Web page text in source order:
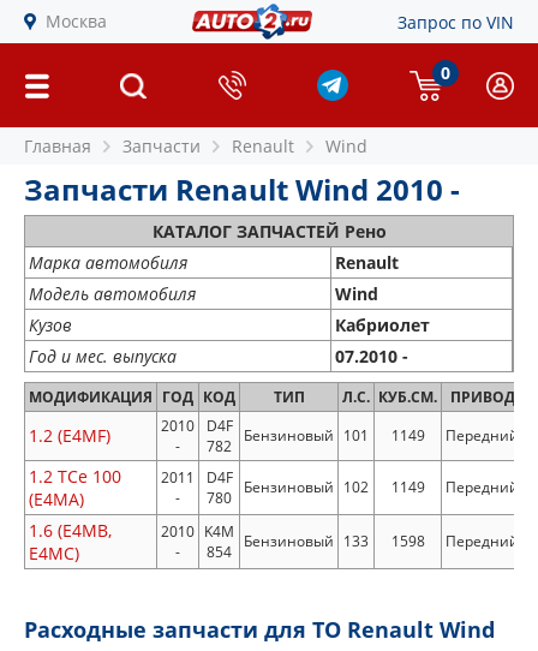
Москва Запрос по VIN
0
Главная Запчасти Renault Wind
Запчасти Renault Wind 2010 -
КАТАЛОГ ЗАПЧАСТЕЙ Рено
Марка автомобиля
Renault
Модель автомобиля
Wind
Кузов
Кабриолет
Год и мес. выпуска
07.2010 -
МОДИФИКАЦИЯ ГОД КОД ТИП Л.С. КУБ.СМ. ПРИВОД
1.2 (E4MF)
2010
-
D4F
782
Бензиновый 101 1149 Передний
1.2 TCe 100
(E4MA)
2011
-
D4F
780
Бензиновый 102 1149 Передний
1.6 (E4MB,
E4MC)
2010
-
K4M
854
Бензиновый 133 1598 Передний
Расходные запчасти для ТО Renault Wind